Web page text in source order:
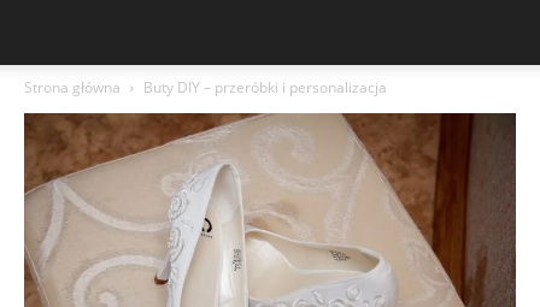
Strona główna Buty DIY – przeróbki i personalizacja